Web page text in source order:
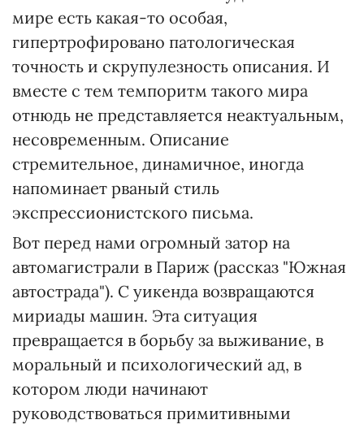
мире есть какая-то особая,
гипертрофировано патологическая
точность и скрупулезность описания. И
вместе с тем темпоритм такого мира
отнюдь не представляется неактуальным,
несовременным. Описание
стремительное, динамичное, иногда
напоминает рваный стиль
экспрессионистского письма.
Вот перед нами огромный затор на
автомагистрали в Париж (рассказ "Южная
автострада"). С уикенда возвращаются
мириады машин. Эта ситуация
превращается в борьбу за выживание, в
моральный и психологический ад, в
котором люди начинают
руководствоваться примитивными